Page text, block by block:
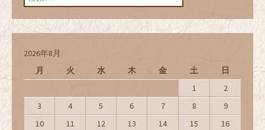
2026年8月
月
火 水 木 金 土 日
1
2
3
4 5 6 7 8
9
10
11 12 13 14 15
16